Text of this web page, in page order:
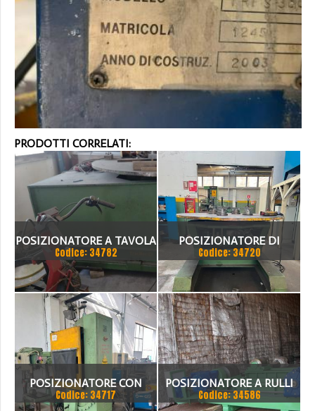
PRODOTTI CORRELATI:
POSIZIONATORE A TAVOLA
SIMAC
Codice: 34782
POSIZIONATORE DI
SALDATURA A TAVOLA
GIREVOLE OLEODINAMICO
MECOME TRP 6000
Codice: 34720
POSIZIONATORE CON
SALDATRICE BASCULANTE
Codice: 34717
POSIZIONATORE A RULLI
FOLLE E MOTORIZZATO
Codice: 34586